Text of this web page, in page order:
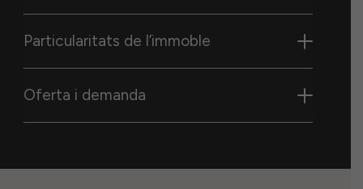
Particularitats de l’immoble
Oferta i demanda